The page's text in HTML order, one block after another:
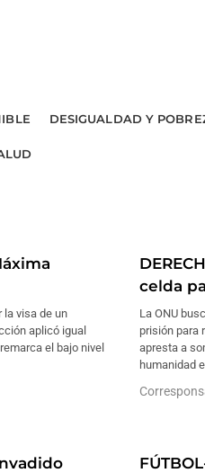
DESIGUALDAD Y
la visa de un
aplicó igual
el bajo nivel
celda
La ONU
prisión para
apresta a
humanidad